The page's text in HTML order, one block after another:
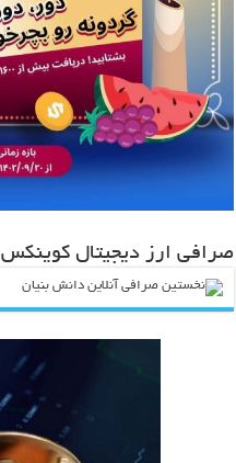
صرافی ارز دیجیتال کوینکس